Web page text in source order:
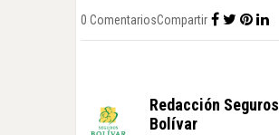
0 ComentariosCompartir
Redacción Seguros
Bolívar